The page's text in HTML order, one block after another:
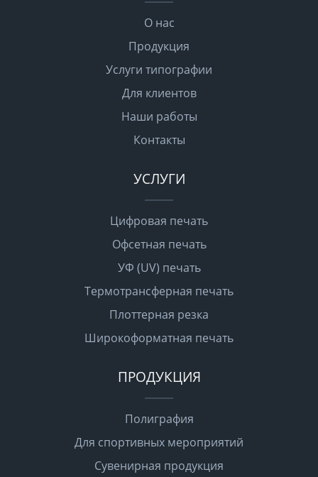
О нас
Продукция
Услуги типографии
Для клиентов
Наши работы
Контакты
УСЛУГИ
Цифровая печать
Офсетная печать
УФ (UV) печать
Термотрансферная печать
Плоттерная резка
Широкоформатная печать
ПРОДУКЦИЯ
Полиграфия
Для спортивных мероприятий
Сувенирная продукция